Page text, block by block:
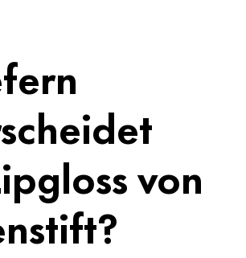
von